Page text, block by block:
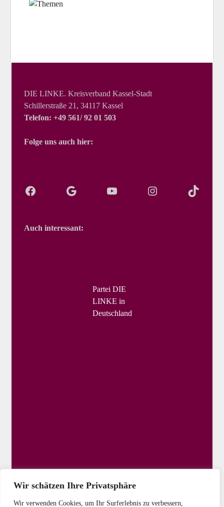
Wir schätzen Ihre Privatsphäre
Wir verwenden Cookies, um Ihr Surferlebnis zu verbessern,
DIE LINKE. Kreisverband Kassel-Stadt
Schillerstraße 21, 34117 Kassel
Telefon: +49 561/ 92 01 503
Folge uns auch hier:
Auch interessant:
Partei DIE
LINKE in
Deutschland